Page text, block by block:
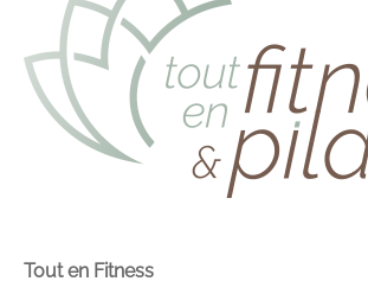
Tout en Fitness